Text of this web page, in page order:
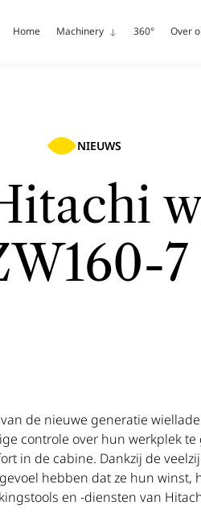
Home Machinery 360° Over
NIEUWS
7
de nieuwe generatie
controle over hun werkplek
in de cabine. Dankzij de
hebben dat ze hun
en -diensten van